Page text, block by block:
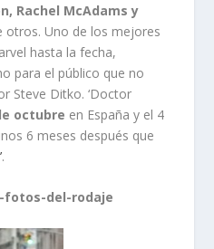
Rachel McAdams y
otros. Uno de los mejores
hasta la fecha,
para el público que no
Steve Ditko. ‘Doctor
octubre en España y el 4
6 meses después que
.
fotos-del-rodaje